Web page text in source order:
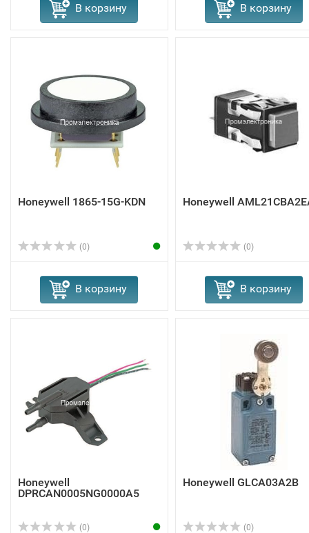
В корзину В корзину
Honeywell 1865-15G-KDN
(0)
В корзину
Honeywell
(0)
В корзину
Honeywell
DPRCAN0005NG0000A5
(0)
Honeywell GLCA03A2B
(0)